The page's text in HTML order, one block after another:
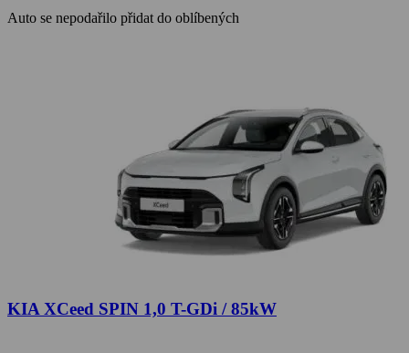
Auto se nepodařilo přidat do oblíbených
KIA XCeed SPIN 1,0 T-GDi / 85kW